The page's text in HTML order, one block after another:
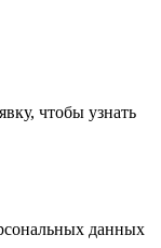
чтобы узнать
данных